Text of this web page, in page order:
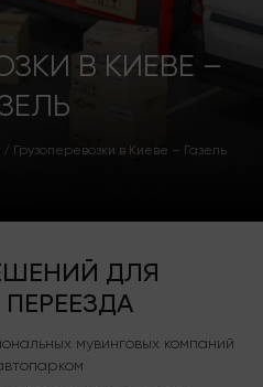
В КИЕВЕ –
/ Грузоперевозки в Киеве – Газель
ДЛЯ
мувинговых компаний